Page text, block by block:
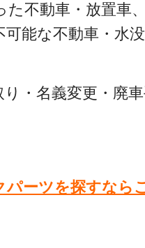
た不動車・放置車
可能な不動車・水
り・名義変更・廃
パーツを探すなら